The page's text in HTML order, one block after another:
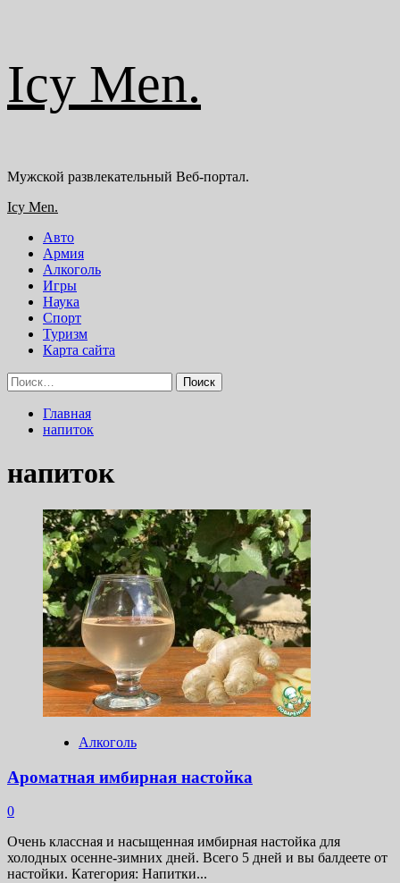
содержимому
Icy Men.
Мужской развлекательный Веб-портал.
Основное
Icy Men.
Авто
Армия
Алкоголь
Игры
Наука
Спорт
Туризм
Карта сайта
Найти:
Главная
напиток
напиток
Алкоголь
Ароматная имбирная настойка
0
Очень классная и насыщенная имбирная настойка для
холодных осенне-зимних дней. Всего 5 дней и вы балдеете от
настойки. Категория: Напитки...